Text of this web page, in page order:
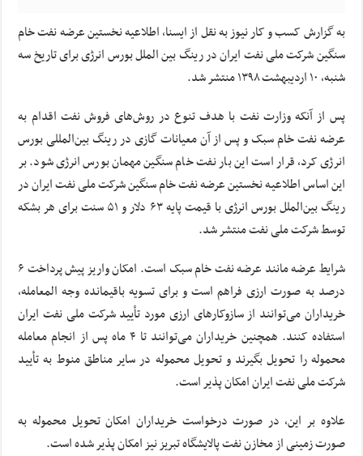
به گزارش کسب و کار نیوز به نقل از ایسنا، اطلاعیه نخستین عرضه نفت‌ خام
سنگین شرکت ملی نفت ایران در رینگ بین الملل بورس انرژی برای تاریخ سه
شنبه، ۱۰ اردیبهشت ۱۳۹۸ منتشر شد.
پس از آنکه وزارت نفت با هدف تنوع در روش‌های فروش نفت اقدام به
عرضه نفت خام سبک و پس از آن معیانات گازی در رینگ بین‌المللی بورس
انرژی کرد، قرار است این بار نفت خام سنگین مهمان بورس انرژی شود. بر
این اساس اطلاعیه نخستین عرضه نفت خام سنگین شرکت ملی نفت ایران در
رینگ بین‌الملل بورس انرژی با قیمت پایه ۶۳ دلار و ۵۱ سنت برای هر بشکه
توسط شرکت ملی نفت منتشر شد.
شرایط عرضه مانند عرضه نفت خام سبک است. امکان واریز پیش پرداخت ۶
درصد به صورت ارزی فراهم است و برای تسویه باقیمانده وجه المعامله،
خریداران می‌توانند از سازوکارهای ارزی مورد تأیید شرکت ملی نفت ایران
استفاده کنند. همچنین خریداران می‌توانند تا ۴ ماه پس از انجام معامله
محموله را تحویل بگیرند و تحویل محموله در سایر مناطق منوط به تأیید
شرکت ملی نفت ایران امکان پذیر است.
علاوه بر این، در صورت درخواست خریداران امکان تحویل محموله به
صورت زمینی از مخازن نفت پالایشگاه تبریز نیز امکان پذیر شده است.